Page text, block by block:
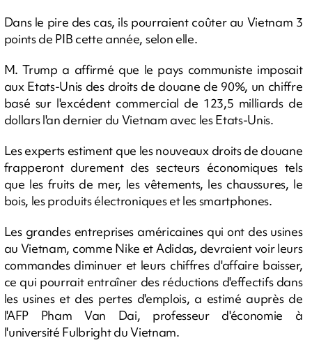
Dans le pire des cas, ils pourraient coûter au Vietnam 3
points de PIB cette année, selon elle.
M. Trump a affirmé que le pays communiste imposait
aux Etats-Unis des droits de douane de 90%, un chiffre
basé sur l'excédent commercial de 123,5 milliards de
dollars l'an dernier du Vietnam avec les Etats-Unis.
Les experts estiment que les nouveaux droits de douane
frapperont durement des secteurs économiques tels
que les fruits de mer, les vêtements, les chaussures, le
bois, les produits électroniques et les smartphones.
Les grandes entreprises américaines qui ont des usines
au Vietnam, comme Nike et Adidas, devraient voir leurs
commandes diminuer et leurs chiffres d'affaire baisser,
ce qui pourrait entraîner des réductions d'effectifs dans
les usines et des pertes d'emplois, a estimé auprès de
l'AFP Pham Van Dai, professeur d'économie à
l'université Fulbright du Vietnam.